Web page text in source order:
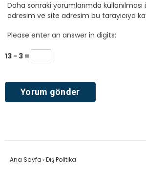
Daha sonraki yorumlarımda
adresim ve site adresim bu tarayıcıya
Please enter an answer in digits:
13 − 3 =
Ana Sayfa ›Dış Politika